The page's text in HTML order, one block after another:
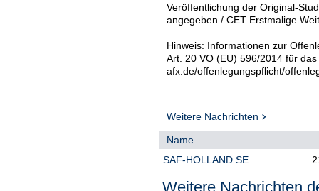
Veröffentlichung der Original-
angegeben / CET Erstmalige
Hinweis: Informationen zur
Art. 20 VO (EU) 596/2014 für
afx.de/offenlegungspflicht/
Weitere Nachrichten
Name
SAF-HOLLAND SE
Weitere Nachrichten